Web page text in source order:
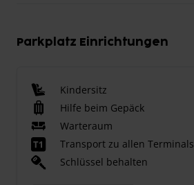
Parkplatz Einrichtungen
Kindersitz
Hilfe beim Gepäck
Warteraum
Transport zu allen Terminals
Schlüssel behalten